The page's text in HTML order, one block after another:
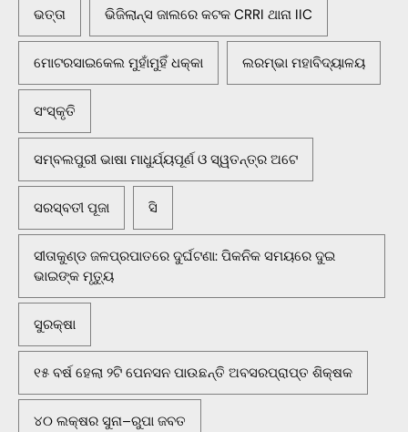
ଭତ୍ତା ଭିଜିଲାନ୍ସ ଜାଲରେ କଟକ CRRI ଥାନା IIC
ମୋଟରସାଇକେଲ ମୁହାଁମୁହିଁ ଧକ୍କା ଲରମ୍ଭା ମହାବିଦ୍ୟାଳୟ
ସଂସ୍କୃତି
ସମ୍ବଲପୁରୀ ଭାଷା ମାଧୁର୍ଯ୍ୟପୂର୍ଣ ଓ ସ୍ୱତନ୍ତ୍ର ଅଟେ
ସରସ୍ବତୀ ପୂଜା ସି
ସୀତାକୁଣ୍ଡ ଜଳପ୍ରପାତରେ ଦୁର୍ଘଟଣା: ପିକନିକ ସମୟରେ ଦୁଇ
ଭାଇଙ୍କ ମୃତ୍ୟୁ
ସୁରକ୍ଷା
୧୫ ବର୍ଷ ହେଲା ୨ଟି ପେନସନ ପାଉଛନ୍ତି ଅବସରପ୍ରାପ୍ତ ଶିକ୍ଷକ
୪୦ ଲକ୍ଷର ସୁନା–ରୁପା ଜବତ